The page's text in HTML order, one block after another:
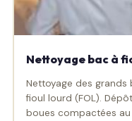
Nettoyage bac à
Nettoyage des
fioul lourd (FOL).
boues compactées